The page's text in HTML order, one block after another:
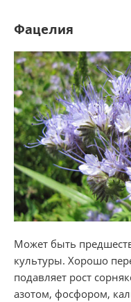
Фацелия
Может быть
культуры. Хорошо
подавляет рост
азотом, фосфором,